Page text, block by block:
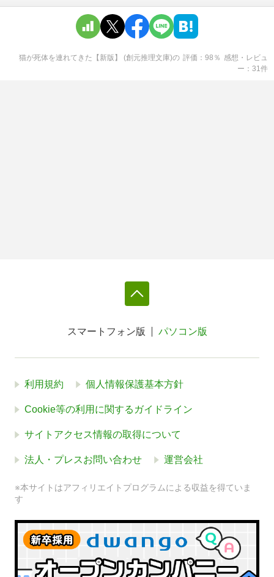
猫が死体を連れてきた【新版】 (創元推理文庫)の 評価 98 ％ 感想・レビュ
ー
31件
スマートフォン版 パソコン版
利用規約 個人情報保護基本方針
Cookie等の利用に関するガイドライン
サイトアクセス情報の取得について
法人・プレスお問い合わせ 運営会社
※本サイトはアフィリエイトプログラムによる収益を得ていま
す